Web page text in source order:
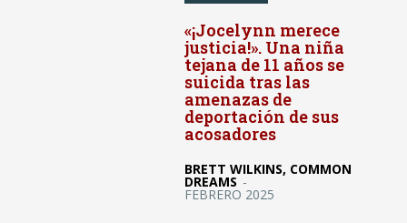
«¡Jocelynn merece
justicia!». Una niña
tejana de 11 años se
suicida tras las
amenazas de
deportación de sus
acosadores
BRETT WILKINS, COMMON
DREAMS -
FEBRERO 2025